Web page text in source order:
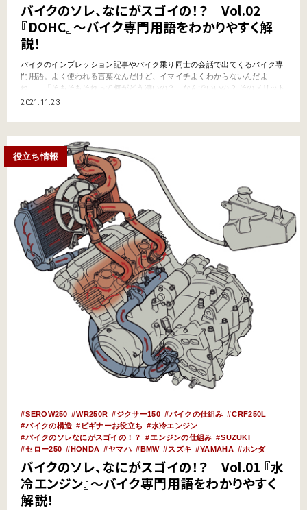
バイクのソレ、なにがスゴイの！？ Vol.02
『DOHC』～バイク専門用語をわかりやすく解
説！
バイクのインプレッション記事やバイク乗り同士の会話で出てくるバイク専
門用語。よく使われる言葉なんだけど、イマイチよくわからないんだよ
ね…。「そもそもそれって何がどう凄いの？ なんでいいの？ そのメリット
は!?」なんて今更聞けないし…。そんなキーワードをわかりやすく解説して
『DOHC』。読み方はそのままディー・オー・エイチ・シーだ。…
2021.11.23
役立ち情報
SEROW250 WR250R ジクサー150 バイクの仕組み
CRF250L
バイクの構造
ビギナーお役立ち
水冷エンジン
バイクのソレなにがスゴイの！？
エンジンの仕組み
SUZUKI
セロー250
HONDA ヤマハ BMW スズキ YAMAHA ホンダ
バイクのソレ、なにがスゴイの！？ Vol.01 『水
冷エンジン』～バイク専門用語をわかりやすく
解説！